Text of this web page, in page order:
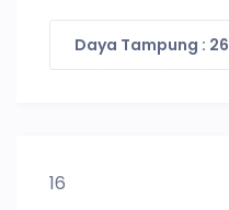
Daya Tampung : 26
16